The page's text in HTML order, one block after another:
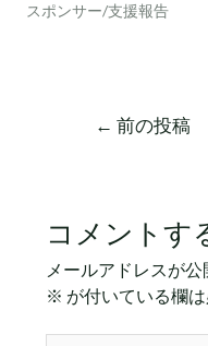
スポンサー/支援報告
← 前の投稿
コメントす
メールアドレスが公
※ が付いている欄